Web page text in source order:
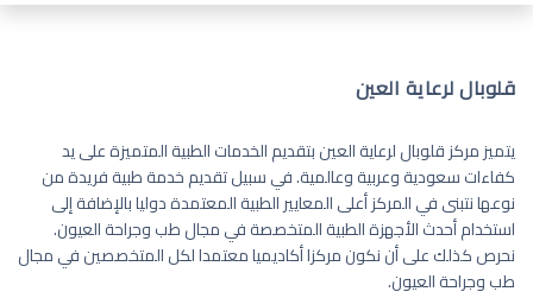
قلوبال لرعاية العين
يتميز مركز قلوبال لرعاية العين بتقديم الخدمات الطبية المتميزة على يد
كفاءات سعودية وعربية وعالمية. في سبيل تقديم خدمة طبية فريدة من
نوعها نتبنى في المركز أعلى المعايير الطبية المعتمدة دوليا بالإضافة إلى
استخدام أحدث الأجهزة الطبية المتخصصة في مجال طب وجراحة العيون.
نحرص كذلك على أن نكون مركزا أكاديميا معتمدا لكل المتخصصين في مجال
طب وجراحة العيون.